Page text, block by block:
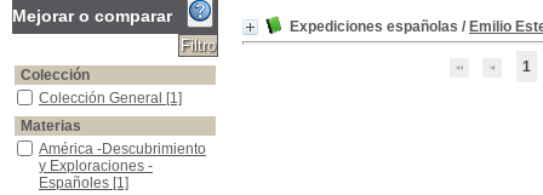
Expediciones españolas / Emilio
1
Mejorar o comparar
Colección
Colección General
Colección General [1]
Materias
América -Descubrimiento y Exploraciones -Españoles
América -Descubrimiento
y Exploraciones -
Españoles [1]